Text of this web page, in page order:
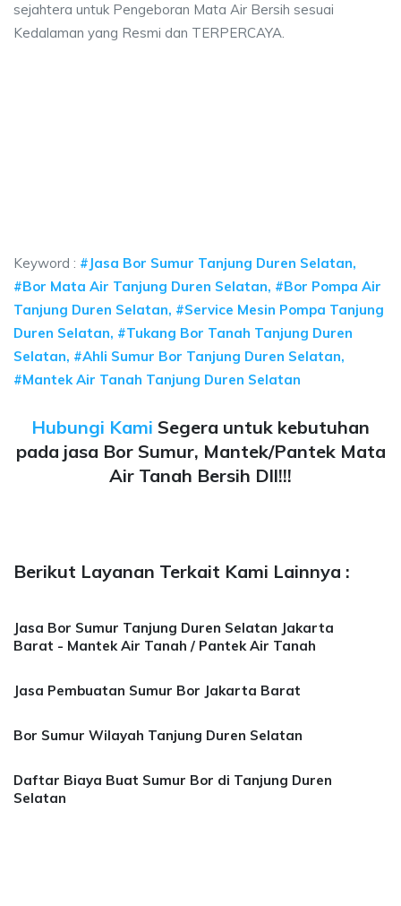
sejahtera untuk Pengeboran Mata Air Bersih sesuai
Kedalaman yang Resmi dan TERPERCAYA.
Keyword : #Jasa Bor Sumur Tanjung Duren Selatan,
#Bor Mata Air Tanjung Duren Selatan, #Bor Pompa Air
Tanjung Duren Selatan, #Service Mesin Pompa Tanjung
Duren Selatan, #Tukang Bor Tanah Tanjung Duren
Selatan, #Ahli Sumur Bor Tanjung Duren Selatan,
#Mantek Air Tanah Tanjung Duren Selatan
Hubungi Kami Segera untuk kebutuhan
pada jasa Bor Sumur, Mantek/Pantek Mata
Air Tanah Bersih Dll!!!
Berikut Layanan Terkait Kami Lainnya :
Jasa Bor Sumur Tanjung Duren Selatan Jakarta
Barat - Mantek Air Tanah / Pantek Air Tanah
Jasa Pembuatan Sumur Bor Jakarta Barat
Bor Sumur Wilayah Tanjung Duren Selatan
Daftar Biaya Buat Sumur Bor di Tanjung Duren
Selatan